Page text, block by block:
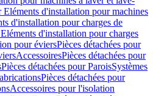
Eléments d'installation pour machines
d'installation pour charges de
d'installation pour charges
pour éviersPièces détachées pour
AccessoiresPièces détachées pour
Pièces détachées pour ParoisSystèmes
Pièces détachées pour
Accessoires pour l'isolation